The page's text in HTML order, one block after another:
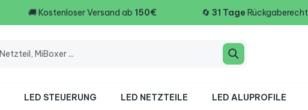
🚚 Kostenloser Versand ab 150€ 🔄 31 Tage Rückgaberecht
LED STEUERUNG LED NETZTEILE LED ALUPROFILE